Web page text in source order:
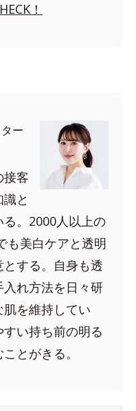
！
ー
接客
と
。2000人以上の
も美白ケアと透明
する。自身も透
れ方法を日々研
を維持してい
い持ち前の明る
とがきる。